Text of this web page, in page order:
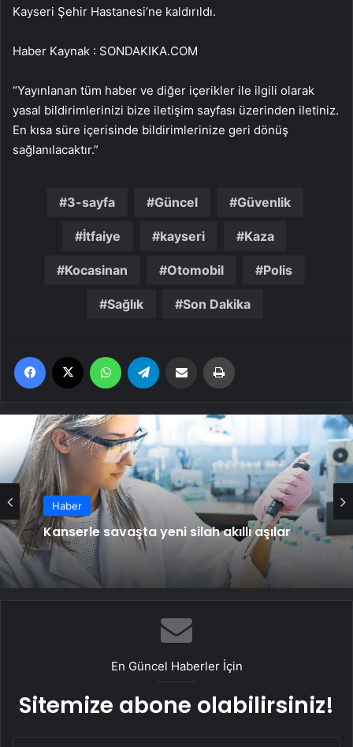
Kayseri Şehir Hastanesi’ne kaldırıldı.
Haber Kaynak : SONDAKIKA.COM
“Yayınlanan tüm haber ve diğer içerikler ile ilgili olarak
yasal bildirimlerinizi bize iletişim sayfası üzerinden iletiniz.
En kısa süre içerisinde bildirimlerinize geri dönüş
sağlanılacaktır.”
3-sayfa Güncel Güvenlik
İtfaiye kayseri Kaza
Kocasinan Otomobil Polis
Sağlık Son Dakika
Facebook WhatsApp Email'den paylaş
Haber
Kanserle savaşta yeni silah akıllı aşılar
En Güncel Haberler İçin
Sitemize abone olabilirsiniz!